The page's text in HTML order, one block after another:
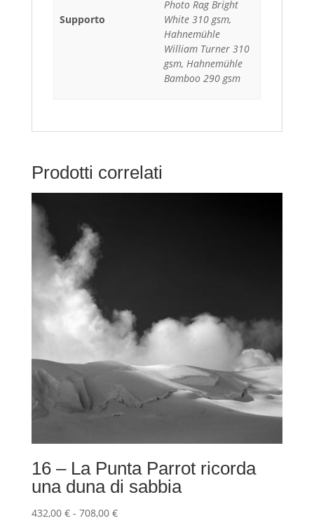
Supporto
Photo Rag Bright
White 310 gsm,
Hahnemühle
William Turner 310
gsm, Hahnemühle
Bamboo 290 gsm
Prodotti correlati
16 – La Punta Parrot ricorda
una duna di sabbia
432,00 € - 708,00 €Fascia